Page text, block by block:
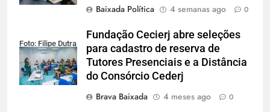
Baixada Política
4 semanas ago 0
Foto: Filipe Dutra
Fundação Cecierj abre seleções
para cadastro de reserva de
Tutores Presenciais e a Distância
do Consórcio Cederj
Brava Baixada
4 meses ago 0